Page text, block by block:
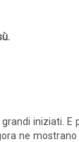
iniziati. E
ne mostrano